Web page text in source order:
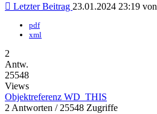
Letzter Beitrag 23.01.2024 23:19 von
pdf
xml
2
Antw.
25548
Views
Objektreferenz WD_THIS
2 Antworten / 25548 Zugriffe